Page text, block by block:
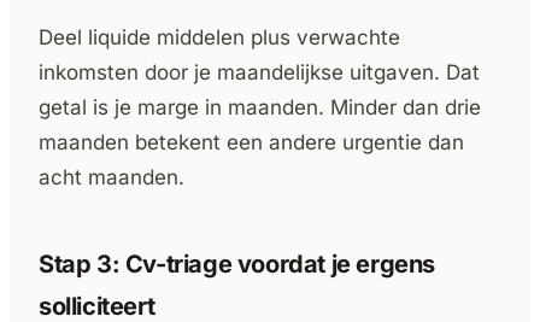
Deel liquide middelen plus verwachte
inkomsten door je maandelijkse uitgaven. Dat
getal is je marge in maanden. Minder dan drie
maanden betekent een andere urgentie dan
acht maanden.
Stap 3: Cv-triage voordat je ergens
solliciteert